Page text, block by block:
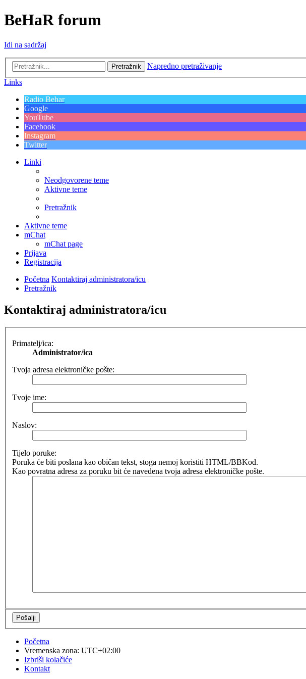
BeHaR forum
Idi na sadržaj
Pretražnik
Napredno pretraživanje
Links
Radio Behar
Google
YouTube
Facebook
Instagram
Twitter
Linki
Neodgovorene teme
Aktivne teme
Pretražnik
Aktivne teme
mChat
mChat page
Prijava
Registracija
Početna Kontaktiraj administratora/icu
Pretražnik
Kontaktiraj administratora/icu
Primatelj/ica:
Administrator/ica
Tvoja adresa elektroničke pošte:
Tvoje ime:
Naslov:
Tijelo poruke:
Poruka će biti poslana kao običan tekst, stoga nemoj koristiti HTML/BBKod.
Kao povratna adresa za poruku bit će navedena tvoja adresa elektroničke pošte.
Početna
Vremenska zona: UTC+02:00
Izbriši kolačiće
Kontakt